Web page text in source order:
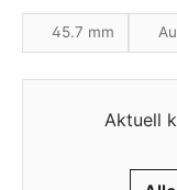
45.7 mm
Aktuell